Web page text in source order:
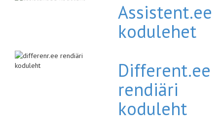
Assistent.ee
kodulehet
Different.ee
rendiäri
koduleht